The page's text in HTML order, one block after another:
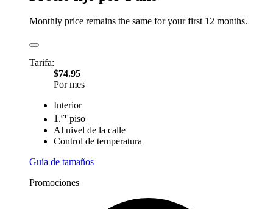
Monthly price remains the same for your first 12 months.
Tarifa:
$74.95
Por mes
Interior
1.erpiso
Al nivel de la calle
Control de temperatura
Guía de tamaños
Promociones